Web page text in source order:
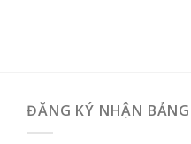
ĐĂNG KÝ NHẬN